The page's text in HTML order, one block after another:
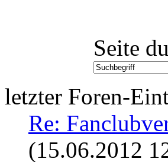
Seite
letzter Foren-
Re:
(15.06.2012